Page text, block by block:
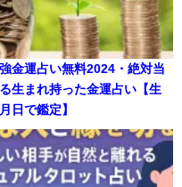
金運占い無料2024・絶対当
生まれ持った金運占い【生
日で鑑定】